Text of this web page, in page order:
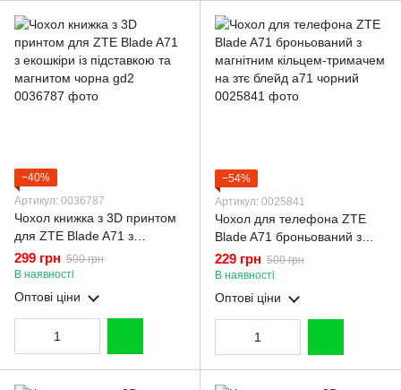
−40%
Артикул: 0036787
Чохол книжка з 3D принтом
для ZTE Blade A71 з
екошкіри із підставкою та
магнитом чорна gd2
299 грн 500 грн
В наявності
Оптові ціни
−54%
Артикул: 0025841
Чохол для телефона ZTE
Blade A71 броньований з
магнітним кільцем-тримачем
на зтє блейд а71 чорний
229 грн 500 грн
В наявності
Оптові ціни